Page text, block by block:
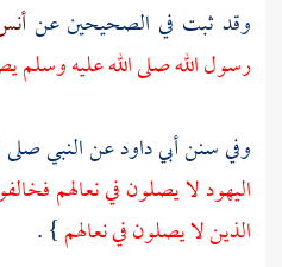
وقد ثبت في الصحيحين عن
رسول الله صلى الله عليه وسلم
وفي سننأبي داودعن النبي
اليهودلا يصلون في نعالهم
الذين لا يصلون في نعالهم} .